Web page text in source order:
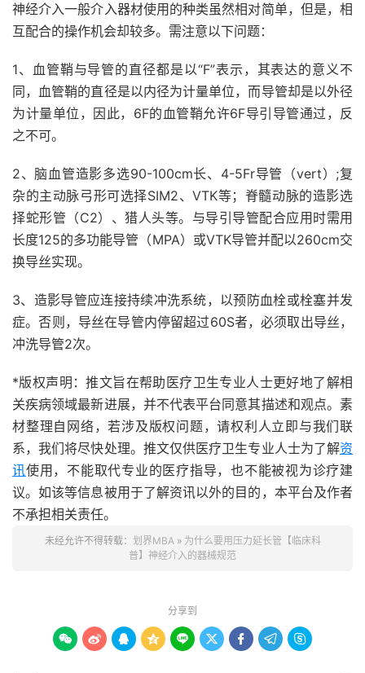
神经介入一般介入器材使用的种类虽然相对简单，但是，相
互配合的操作机会却较多。需注意以下问题：
1、血管鞘与导管的直径都是以“F”表示，其表达的意义不
同，血管鞘的直径是以内径为计量单位，而导管却是以外径
为计量单位，因此，6F的血管鞘允许6F导引导管通过，反
之不可。
2、脑血管造影多选90-100cm长、4-5Fr导管（vert）;复
杂的主动脉弓形可选择SIM2、VTK等；脊髓动脉的造影选
择蛇形管（C2）、猎人头等。与导引导管配合应用时需用
长度125的多功能导管（MPA）或VTK导管并配以260cm交
换导丝实现。
3、造影导管应连接持续冲洗系统，以预防血栓或栓塞并发
症。否则，导丝在导管内停留超过60S者，必须取出导丝，
冲洗导管2次。
*版权声明：推文旨在帮助医疗卫生专业人士更好地了解相
关疾病领域最新进展，并不代表平台同意其描述和观点。素
材整理自网络，若涉及版权问题，请权利人立即与我们联
系，我们将尽快处理。推文仅供医疗卫生专业人士为了解资
讯使用，不能取代专业的医疗指导，也不能被视为诊疗建
议。如该等信息被用于了解资讯以外的目的，本平台及作者
不承担相关责任。
未经允许不得转载： 划界MBA» 为什么要用压力延长管【临床科
普】神经介入的器械规范
分享到
        